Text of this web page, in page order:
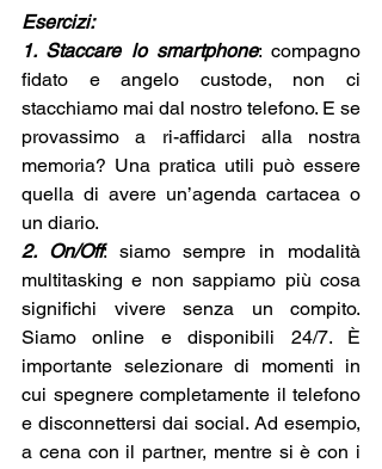
Esercizi:
1. Staccare lo smartphone: compagno
fidato e angelo custode, non ci
stacchiamo mai dal nostro telefono. E se
provassimo a ri-affidarci alla nostra
memoria? Una pratica utili può essere
quella di avere un’agenda cartacea o
un diario.
2. On/Off: siamo sempre in modalità
multitasking e non sappiamo più cosa
significhi vivere senza un compito.
Siamo online e disponibili 24/7. È
importante selezionare di momenti in
cui spegnere completamente il telefono
e disconnettersi dai social. Ad esempio,
a cena con il partner, mentre si è con i